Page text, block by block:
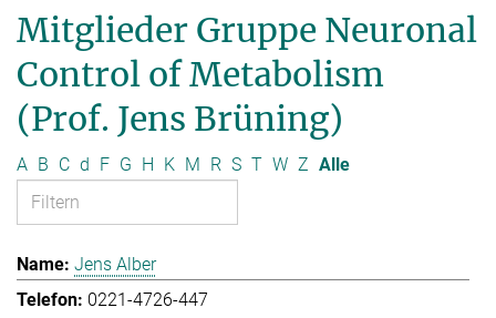
Mitglieder Gruppe Neuronal
Control of Metabolism
(Prof. Jens Brüning)
A B C d F G H K M R S T W Z Alle
Jens Alber
0221-4726-447